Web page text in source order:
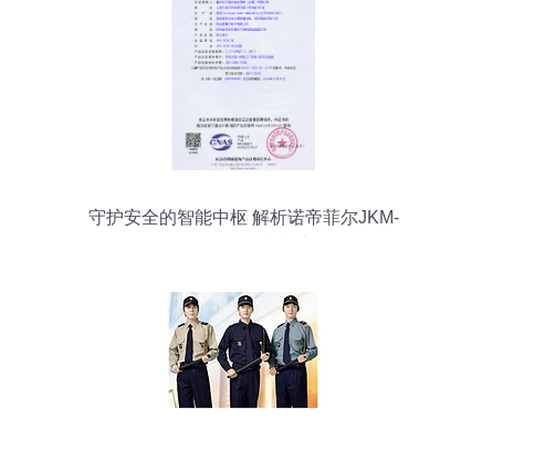
守护安全的智能中枢 解析诺帝菲尔JKM-